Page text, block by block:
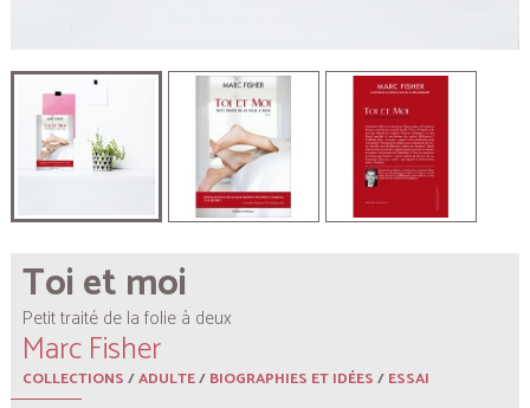
Toi et moi
Petit traité de la folie à deux
Marc Fisher
COLLECTIONS/ADULTE/BIOGRAPHIES ET IDÉES/ESSAI